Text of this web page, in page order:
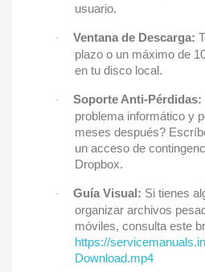
usuario.
· Ventana de Descarga:
plazo o un máximo de
en tu disco local.
· Soporte Anti-Pérdidas:
problema informático y
meses después?
un acceso de
Dropbox.
· Guía Visual: Si tienes
organizar archivos
móviles, consulta este
https://
Download.mp4